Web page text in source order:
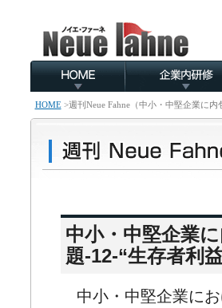
HOME>週刊Neue Fahne（中小・中堅企業に
中小・中堅企業
題-12-“生存者利
中小・中堅企業にお